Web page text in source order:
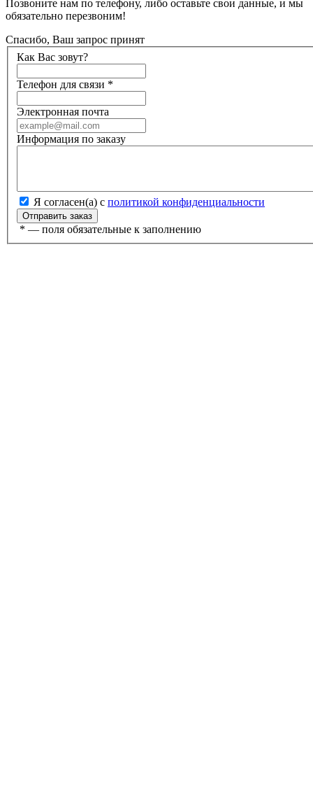
Позвоните нам по телефону, либо оставьте свои данные, и мы
обязательно перезвоним!
Спасибо, Ваш запрос принят
Как Вас зовут?
Телефон для связи *
Электронная почта
Информация по заказу
Я согласен(а) с политикой конфиденциальности
* — поля обязательные к заполнению